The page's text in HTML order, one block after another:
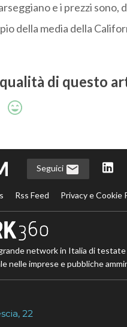
e i prezzi sono,
della media della
di questo
Seguici
Rss Feed Privacy e Cookie
network in Italia di testate
nelle imprese e pubbliche
22